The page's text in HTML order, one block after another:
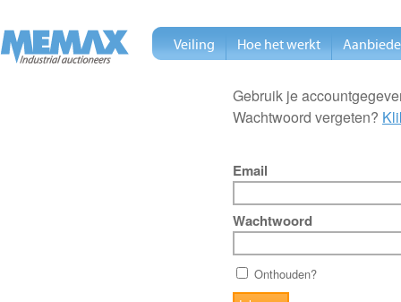
Gebruik je
Wachtwoord vergeten?
Email
Wachtwoord
Onthouden?
Veiling Hoe het werkt